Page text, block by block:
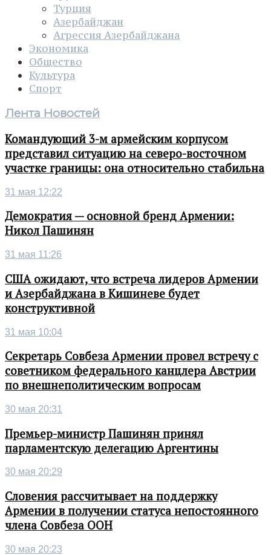
Турция
Азербайджан
Агрессия Азербайджана
Экономика
Общество
Культура
Спорт
Лента Новостей
Командующий 3-м армейским корпусом
представил ситуацию на северо-восточном
участке границы: она относительно стабильна
31 мая 12:22
Демократия — основной бренд Армении:
Никол Пашинян
31 мая 11:26
США ожидают, что встреча лидеров Армении
и Азербайджана в Кишиневе будет
конструктивной
31 мая 10:04
Секретарь Совбеза Армении провел встречу с
советником федерального канцлера Австрии
по внешнеполитическим вопросам
30 мая 20:31
Премьер-министр Пашинян принял
парламентскую делегацию Аргентины
30 мая 20:29
Словения рассчитывает на поддержку
Армении в получении статуса непостоянного
члена Совбеза ООН
30 мая 20:23